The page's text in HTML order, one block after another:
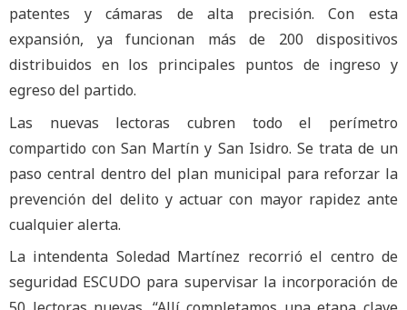
patentes y cámaras de alta precisión. Con esta
expansión, ya funcionan más de 200 dispositivos
distribuidos en los principales puntos de ingreso y
egreso del partido.
Las nuevas lectoras cubren todo el perímetro
compartido con San Martín y San Isidro. Se trata de un
paso central dentro del plan municipal para reforzar la
prevención del delito y actuar con mayor rapidez ante
cualquier alerta.
La intendenta Soledad Martínez recorrió el centro de
seguridad ESCUDO para supervisar la incorporación de